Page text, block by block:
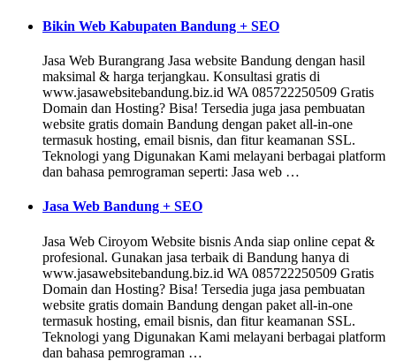
Bikin Web Kabupaten Bandung + SEO
Jasa Web Burangrang Jasa website Bandung dengan hasil
maksimal & harga terjangkau. Konsultasi gratis di
www.jasawebsitebandung.biz.id WA 085722250509 Gratis
Domain dan Hosting? Bisa! Tersedia juga jasa pembuatan
website gratis domain Bandung dengan paket all-in-one
termasuk hosting, email bisnis, dan fitur keamanan SSL.
Teknologi yang Digunakan Kami melayani berbagai platform
dan bahasa pemrograman seperti: Jasa web …
Jasa Web Bandung + SEO
Jasa Web Ciroyom Website bisnis Anda siap online cepat &
profesional. Gunakan jasa terbaik di Bandung hanya di
www.jasawebsitebandung.biz.id WA 085722250509 Gratis
Domain dan Hosting? Bisa! Tersedia juga jasa pembuatan
website gratis domain Bandung dengan paket all-in-one
termasuk hosting, email bisnis, dan fitur keamanan SSL.
Teknologi yang Digunakan Kami melayani berbagai platform
dan bahasa pemrograman …